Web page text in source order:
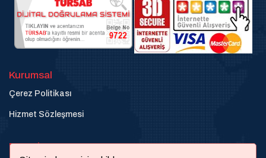
Kurumsal
Çerez Politikası
Hizmet Sözleşmesi
Destek